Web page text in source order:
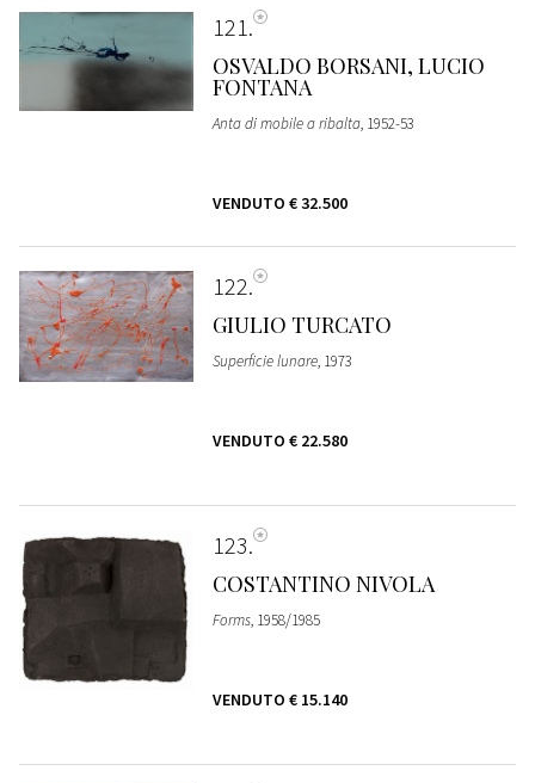
121
OSVALDO BORSANI, LUCIO
FONTANA
Anta di mobile a ribalta, 1952-53
VENDUTO € 32.500
122
GIULIO TURCATO
Superficie lunare, 1973
VENDUTO € 22.580
123
COSTANTINO NIVOLA
Forms, 1958/1985
VENDUTO € 15.140